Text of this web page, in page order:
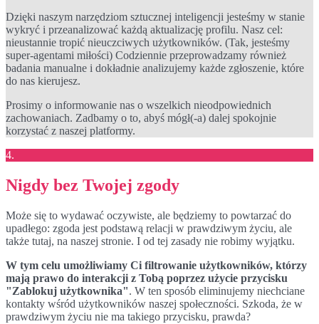
Dzięki naszym narzędziom sztucznej inteligencji jesteśmy w stanie
wykryć i przeanalizować każdą aktualizację profilu. Nasz cel:
nieustannie tropić nieuczciwych użytkowników. (Tak, jesteśmy
super-agentami miłości) Codziennie przeprowadzamy również
badania manualne i dokładnie analizujemy każde zgłoszenie, które
do nas kierujesz.
Prosimy o informowanie nas o wszelkich nieodpowiednich
zachowaniach. Zadbamy o to, abyś mógł(-a) dalej spokojnie
korzystać z naszej platformy.
4.
Nigdy bez Twojej zgody
Może się to wydawać oczywiste, ale będziemy to powtarzać do
upadłego: zgoda jest podstawą relacji w prawdziwym życiu, ale
także tutaj, na naszej stronie. I od tej zasady nie robimy wyjątku.
W tym celu umożliwiamy Ci filtrowanie użytkowników, którzy
mają prawo do interakcji z Tobą poprzez użycie przycisku
"Zablokuj użytkownika". W ten sposób eliminujemy niechciane
kontakty wśród użytkowników naszej społeczności. Szkoda, że w
prawdziwym życiu nie ma takiego przycisku, prawda?